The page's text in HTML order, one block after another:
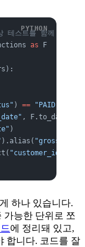
테스트를 함께 낸다
as F
) == "PAID"
, F.to_date(
)
).alias(
"customer_id"
하나 있습니다.
가능한 단위로 쪼
에 정리돼 있고,
합니다. 코드를 잘